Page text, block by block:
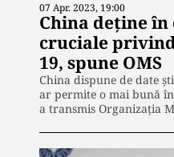
07 Apr. 2023, 19:00
China deține
cruciale
19, spune OMS
China dispune de date
ar permite o mai bună
a transmis Organizația